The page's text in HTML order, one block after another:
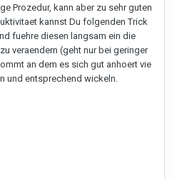
Prozedur, kann aber zu sehr guten
kannst Du folgenden Trick
fuehre diesen langsam ein die
veraendern (geht nur bei geringer
an dem es sich gut anhoert vie
und entsprechend wickeln.